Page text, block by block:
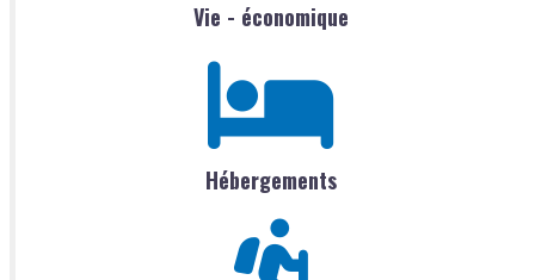
Vie - économique
Hébergements